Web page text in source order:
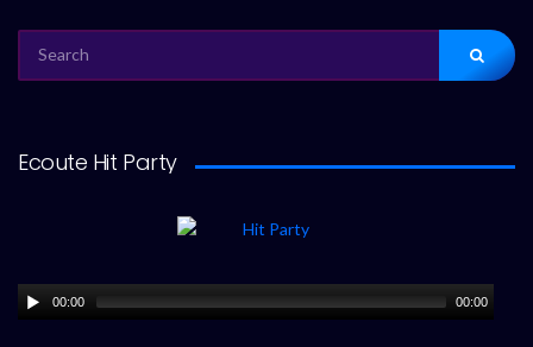
FOR:
Ecoute Hit Party
00:00 00:00